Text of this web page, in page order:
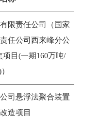
限责任公司（国家
任公司西来峰分公
项目(一期160万吨/
司悬浮法聚合装置
造项目